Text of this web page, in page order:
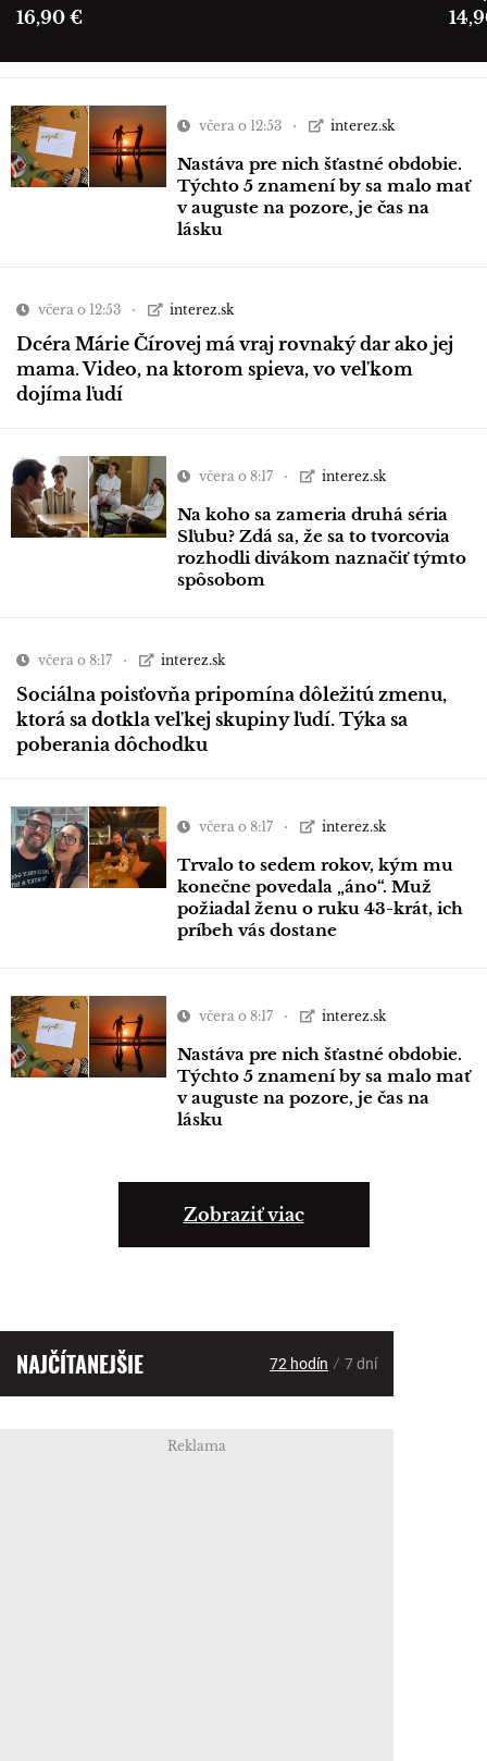
16,90 €
včera o 12:53 interez.sk
Nastáva pre nich šťastné obdobie.
Týchto 5 znamení by sa malo mať
v auguste na pozore, je čas na
lásku
včera o 12:53 interez.sk
Dcéra Márie Čírovej má vraj rovnaký dar ako jej
mama. Video, na ktorom spieva, vo veľkom
dojíma ľudí
včera o 8:17 interez.sk
Na koho sa zameria druhá séria
Sľubu? Zdá sa, že sa to tvorcovia
rozhodli divákom naznačiť týmto
spôsobom
včera o 8:17 interez.sk
Sociálna poisťovňa pripomína dôležitú zmenu,
ktorá sa dotkla veľkej skupiny ľudí. Týka sa
poberania dôchodku
včera o 8:17 interez.sk
Trvalo to sedem rokov, kým mu
konečne povedala „áno“. Muž
požiadal ženu o ruku 43-krát, ich
príbeh vás dostane
včera o 8:17 interez.sk
Nastáva pre nich šťastné obdobie.
Týchto 5 znamení by sa malo mať
v auguste na pozore, je čas na
lásku
Zobraziť viac
NAJČÍTANEJŠIE 72 hodín / 7 dní
Reklama